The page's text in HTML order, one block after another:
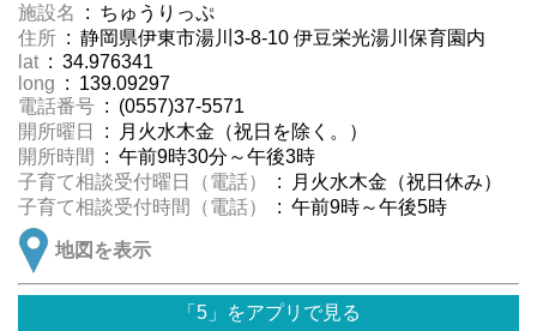
施設名
: ちゅうりっぷ
住所 : 静岡県伊東市湯川3-8-10 伊豆栄光湯川保育園内
lat : 34.976341
long : 139.09297
電話番号 : (0557)37-5571
開所曜日
: 月火水木金（祝日を除く。）
開所時間
: 午前9時30分～午後3時
子育て相談受付曜日（電話）
: 月火水木金（祝日休み）
子育て相談受付時間（電話）
: 午前9時～午後5時
地図を表示
「5」をアプリで見る